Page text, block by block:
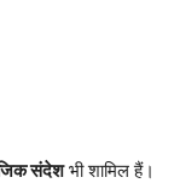
संदेशभी शामिल हैं।